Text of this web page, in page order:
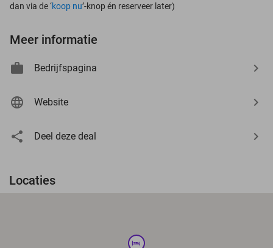
dan via de ‘koop nu’-knop én reserveer later)
Meer informatie
Bedrijfspagina
Website
Deel deze deal
Locaties
hotel